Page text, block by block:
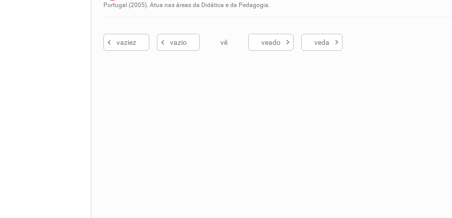
Portugal (2005). Atua nas áreas da Didática e da Pedagogia.
vaziez vazio vê veado veda